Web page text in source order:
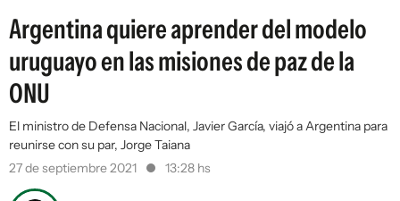
Argentina quiere aprender del modelo
uruguayo en las misiones de paz de la
ONU
El ministro de Defensa Nacional, Javier García, viajó a Argentina para
reunirse con su par, Jorge Taiana
27 de septiembre 2021
13:28 hs